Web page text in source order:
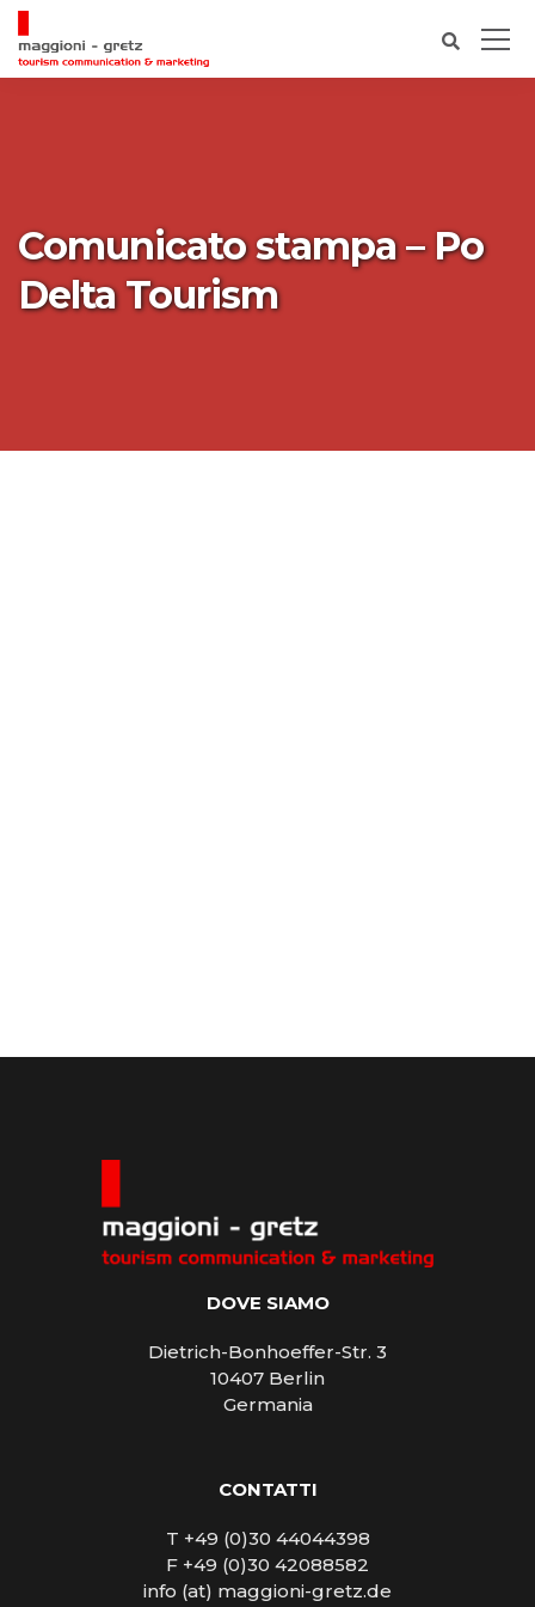
Comunicato stampa – Po
Delta Tourism
DOVE SIAMO
Dietrich-Bonhoeffer-Str. 3
10407 Berlin
Germania
CONTATTI
T +49 (0)30 44044398
F +49 (0)30 42088582
info (at) maggioni-gretz.de